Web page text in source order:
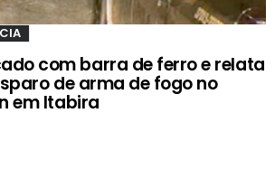
com barra de ferro e relata
de arma de fogo no
em Itabira